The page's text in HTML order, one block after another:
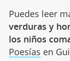
Puedes leer
verduras y
los niños
Poesías en